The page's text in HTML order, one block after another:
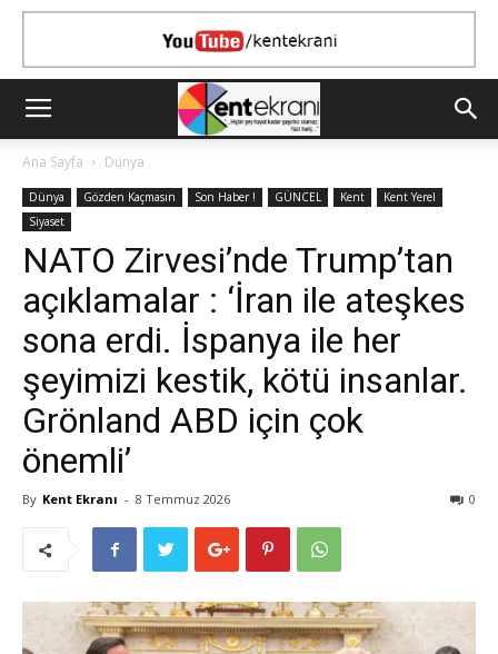
Ana Sayfa Dünya
Dünya Gözden Kaçmasın Son Haber ! GÜNCEL Kent
Kent Yerel
Siyaset
NATO Zirvesi’nde Trump’tan
açıklamalar : ‘İran ile ateşkes
sona erdi. İspanya ile her
şeyimizi kestik, kötü insanlar.
Grönland ABD için çok
önemli’
By Kent Ekranı - 8 Temmuz 2026 0